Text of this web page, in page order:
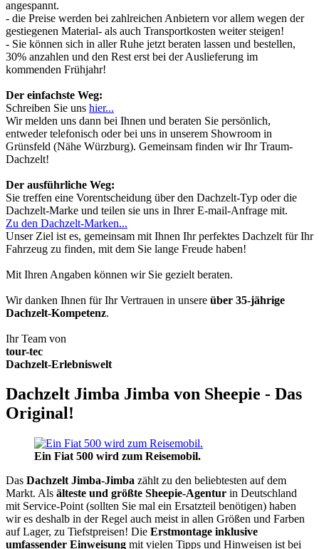
angespannt.
- die Preise werden bei zahlreichen Anbietern vor allem wegen der
gestiegenen Material- als auch Transportkosten weiter steigen!
- Sie können sich in aller Ruhe jetzt beraten lassen und bestellen,
30% anzahlen und den Rest erst bei der Auslieferung im
kommenden Frühjahr!
Der einfachste Weg:
Schreiben Sie uns hier...
Wir melden uns dann bei Ihnen und beraten Sie persönlich,
entweder telefonisch oder bei uns in unserem Showroom in
Grünsfeld (Nähe Würzburg). Gemeinsam finden wir Ihr Traum-
Dachzelt!
Der ausführliche Weg:
Sie treffen eine Vorentscheidung über den Dachzelt-Typ oder die
Dachzelt-Marke und teilen sie uns in Ihrer E-mail-Anfrage mit.
Zu den Dachzelt-Marken...
Unser Ziel ist es, gemeinsam mit Ihnen Ihr perfektes Dachzelt für Ihr
Fahrzeug zu finden, mit dem Sie lange Freude haben!
Mit Ihren Angaben können wir Sie gezielt beraten.
Wir danken Ihnen für Ihr Vertrauen in unsere über 35-jährige
Dachzelt-Kompetenz.
Ihr Team von
tour-tec
Dachzelt-Erlebniswelt
Dachzelt Jimba Jimba von Sheepie - Das
Original!
Ein Fiat 500 wird zum Reisemobil.
Das Dachzelt Jimba-Jimba zählt zu den beliebtesten auf dem
Markt. Als älteste und größte Sheepie-Agentur in Deutschland
mit Service-Point (sollten Sie mal ein Ersatzteil benötigen) haben
wir es deshalb in der Regel auch meist in allen Größen und Farben
auf Lager, zu Tiefstpreisen! Die Erstmontage inklusive
umfassender Einweisung mit vielen Tipps und Hinweisen ist bei